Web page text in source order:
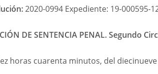
2020-0994 Expediente: 19-000595-
DE SENTENCIA PENAL. Segundo
horas cuarenta minutos, del